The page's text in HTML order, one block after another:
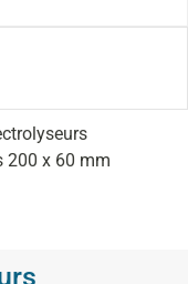
200 x 60 mm